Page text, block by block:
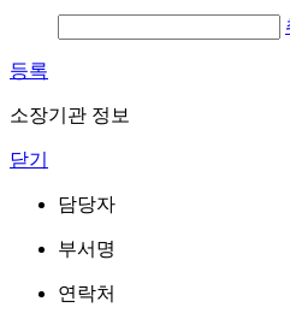
등록
소장기관 정보
닫기
담당자
부서명
연락처